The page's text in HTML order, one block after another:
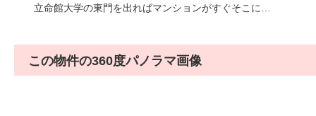
立命館大学の東門を出ればマンションがすぐそこに…
この物件の360度パノラマ画像